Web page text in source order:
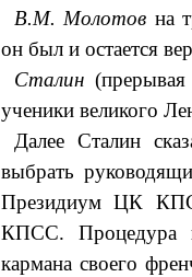
В.М. Молотов на
он был и остается
Сталин
ученики великого
Далее Сталин
выбрать
Президиум ЦК
КПСС. Процедура
кармана своего